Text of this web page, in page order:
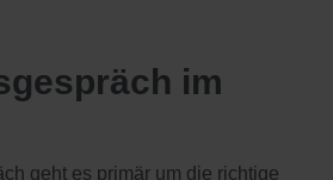
im
geht es primär um die richtige